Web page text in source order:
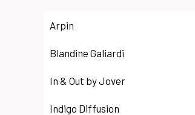
Arpin
Blandine Galiardi
In & Out by Jover
Indigo Diffusion